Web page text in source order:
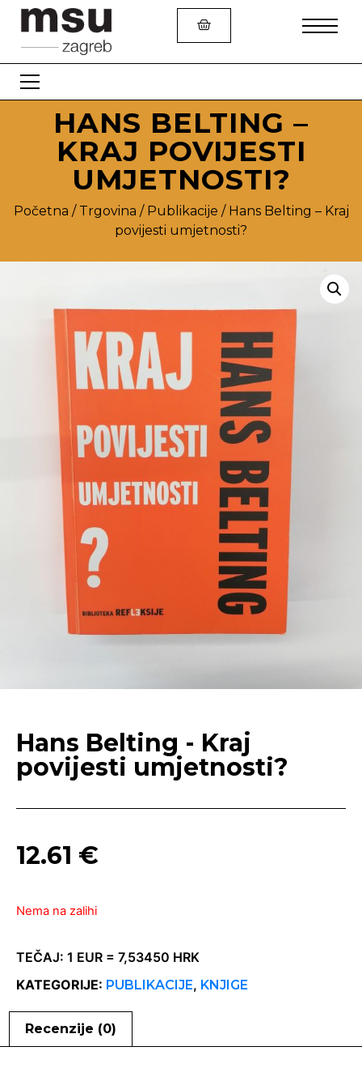
Publikacije
Multimedija
Umjetnički suveniri
Modni dodaci
HANS BELTING –
KRAJ POVIJESTI
UMJETNOSTI?
Početna / Trgovina / Publikacije / Hans Belting – Kraj
povijesti umjetnosti?
Hans Belting - Kraj
povijesti umjetnosti?
12.61 €
Nema na zalihi
TEČAJ: 1 EUR = 7,53450 HRK
KATEGORIJE: PUBLIKACIJE, KNJIGE
Recenzije (0)